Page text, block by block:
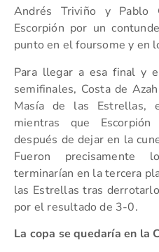
Andrés Triviño y Pablo
Escorpión por un
punto en el foursome y en
Para llegar a esa final y
semifinales, Costa de
Masía de las
mientras que
después de dejar en la
Fueron precisamente
terminarían en la tercera
las Estrellas tras
por el resultado de 3-0.
La copa se quedaría en la